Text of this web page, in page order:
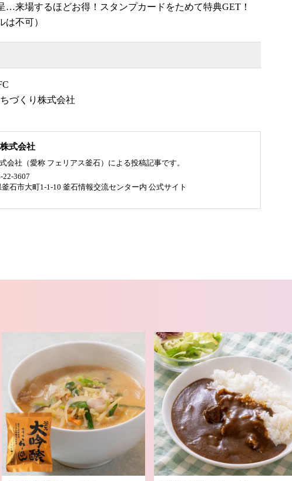
…来場するほどお得！スタンプカードをためて特典GET！
は不可）
づくり株式会社
式会社
会社（愛称 フェリアス釜石）による投稿記事です。
22-3607
石市大町1-1-10 釜石情報交流センター内 公式サイト